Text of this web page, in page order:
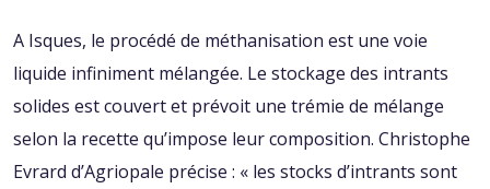
A Isques, le procédé de méthanisation est une voie
liquide infiniment mélangée. Le stockage des intrants
solides est couvert et prévoit une trémie de mélange
selon la recette qu’impose leur composition. Christophe
Evrard d’Agriopale précise : « les stocks d’intrants sont